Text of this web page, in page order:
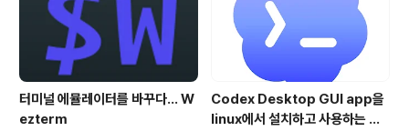
이폰 사용 설명서 지원 페이지 공개
터미널 에뮬레이터를 바꾸다... W
ezterm
Codex Desktop GUI app을
linux에서 설치하고 사용하는 방